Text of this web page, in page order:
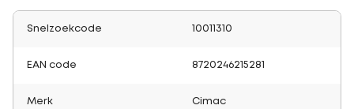
Snelzoekcode 10011310
EAN code 8720246215281
Merk Cimac